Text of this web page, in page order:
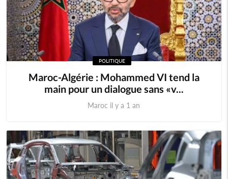
POLITIQUE
Maroc-Algérie : Mohammed VI tend la
main pour un dialogue sans «v...
Maroc il y a 1 an